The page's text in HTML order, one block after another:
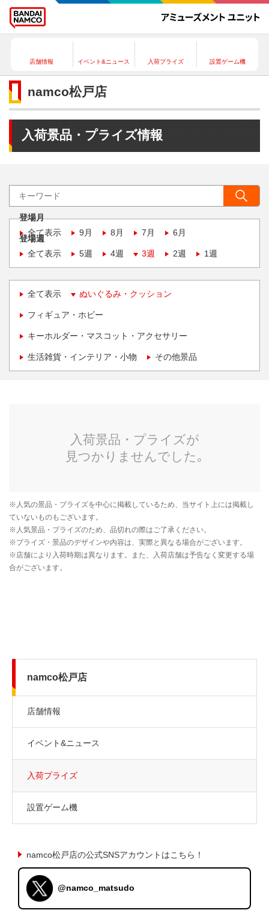
店舗情報 イベント&ニュース 入荷プライズ 設置ゲーム機
namco松戸店
入荷景品・プライズ情報
登場月
全て表示
9月 8月 7月 6月
登場週
全て表示
5週 4週 3週 2週 1週
全て表示 ぬいぐるみ・クッション
フィギュア・ホビー
キーホルダー・マスコット・アクセサリー
生活雑貨・インテリア・小物 その他景品
namco松戸店
店舗情報
イベント&ニュース
入荷プライズ
設置ゲーム機
namco松戸店の公式SNSアカウントはこちら！
@namco_matsudo